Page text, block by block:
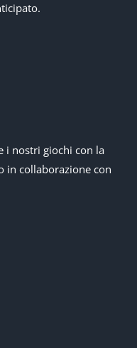
i nostri giochi con la
in collaborazione con